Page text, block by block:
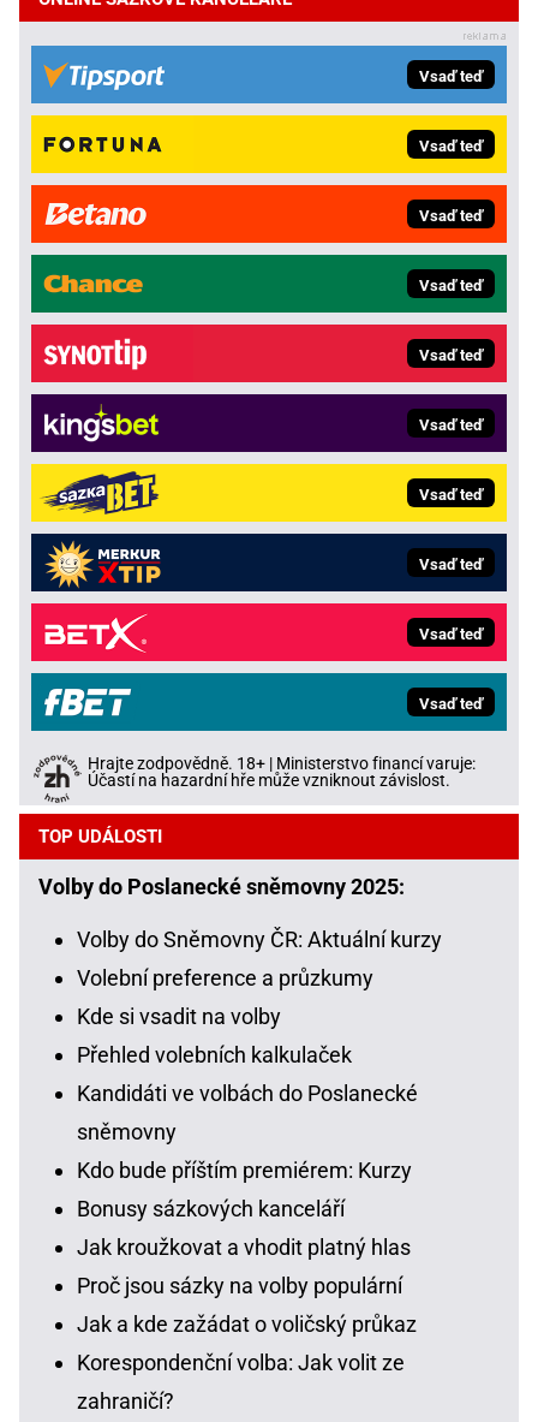
Vsaď teď
Vsaď teď
Vsaď teď
Vsaď teď
Vsaď teď
Vsaď teď
Vsaď teď
Vsaď teď
Vsaď teď
Vsaď teď
Hrajte zodpovědně. 18+ | Ministerstvo financí varuje:
Účastí na hazardní hře může vzniknout závislost.
TOP UDÁLOSTI
Volby do Poslanecké sněmovny 2025:
Volby do Sněmovny ČR: Aktuální kurzy
Volební preference a průzkumy
Kde si vsadit na volby
Přehled volebních kalkulaček
Kandidáti ve volbách do Poslanecké
sněmovny
Kdo bude příštím premiérem: Kurzy
Bonusy sázkových kanceláří
Jak kroužkovat a vhodit platný hlas
Proč jsou sázky na volby populární
Jak a kde zažádat o voličský průkaz
Korespondenční volba: Jak volit ze
zahraničí?